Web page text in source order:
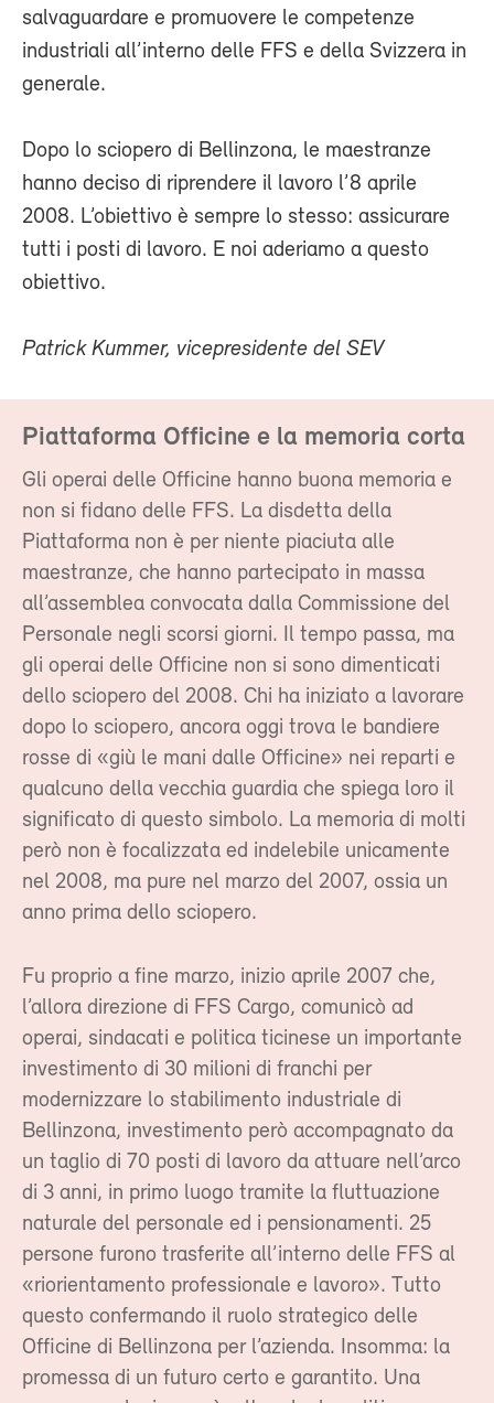
salvaguardare e promuovere le competenze
industriali all’interno delle FFS e della Svizzera in
generale.
Dopo lo sciopero di Bellinzona, le maestranze
hanno deciso di riprendere il lavoro l’8 aprile
2008. L’obiettivo è sempre lo stesso: assicurare
tutti i posti di lavoro. E noi aderiamo a questo
obiettivo.
Patrick Kummer, vicepresidente del SEV
Piattaforma Officine e la memoria corta
Gli operai delle Officine hanno buona memoria e
non si fidano delle FFS. La disdetta della
Piattaforma non è per niente piaciuta alle
maestranze, che hanno partecipato in massa
all’assemblea convocata dalla Commissione del
Personale negli scorsi giorni. Il tempo passa, ma
gli operai delle Officine non si sono dimenticati
dello sciopero del 2008. Chi ha iniziato a lavorare
dopo lo sciopero, ancora oggi trova le bandiere
rosse di «giù le mani dalle Officine» nei reparti e
qualcuno della vecchia guardia che spiega loro il
significato di questo simbolo. La memoria di molti
però non è focalizzata ed indelebile unicamente
nel 2008, ma pure nel marzo del 2007, ossia un
anno prima dello sciopero.
Fu proprio a fine marzo, inizio aprile 2007 che,
l’allora direzione di FFS Cargo, comunicò ad
operai, sindacati e politica ticinese un importante
investimento di 30 milioni di franchi per
modernizzare lo stabilimento industriale di
Bellinzona, investimento però accompagnato da
un taglio di 70 posti di lavoro da attuare nell’arco
di 3 anni, in primo luogo tramite la fluttuazione
naturale del personale ed i pensionamenti. 25
persone furono trasferite all’interno delle FFS al
«riorientamento professionale e lavoro». Tutto
questo confermando il ruolo strategico delle
Officine di Bellinzona per l’azienda. Insomma: la
promessa di un futuro certo e garantito. Una